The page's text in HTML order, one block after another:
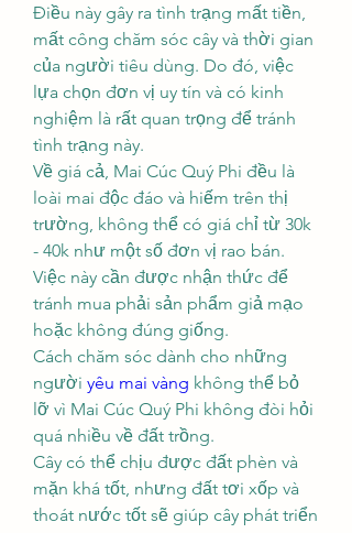
Điều này gây ra tình trạng mất tiền,
mất công chăm sóc cây và thời gian
của người tiêu dùng. Do đó, việc
lựa chọn đơn vị uy tín và có kinh
nghiệm là rất quan trọng để tránh
tình trạng này.
Về giá cả, Mai Cúc Quý Phi đều là
loài mai độc đáo và hiếm trên thị
trường, không thể có giá chỉ từ 30k
- 40k như một số đơn vị rao bán.
Việc này cần được nhận thức để
tránh mua phải sản phẩm giả mạo
hoặc không đúng giống.
Cách chăm sóc dành cho những
người yêu mai vàng không thể bỏ
lỡ vì Mai Cúc Quý Phi không đòi hỏi
quá nhiều về đất trồng.
Cây có thể chịu được đất phèn và
mặn khá tốt, nhưng đất tơi xốp và
thoát nước tốt sẽ giúp cây phát triển